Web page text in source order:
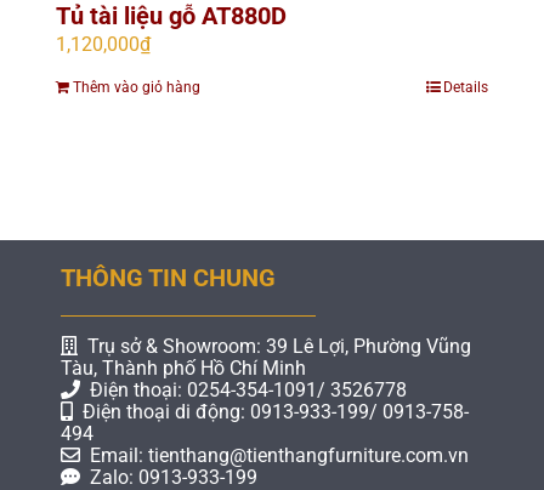
Tủ tài liệu gỗ AT880D
1,120,000₫
Thêm vào giỏ hàng Details
THÔNG TIN CHUNG
Trụ sở & Showroom: 39 Lê Lợi, Phường Vũng
Tàu, Thành phố Hồ Chí Minh
Điện thoại: 0254-354-1091/ 3526778
Điện thoại di động: 0913-933-199/ 0913-758-
494
Email: tienthang@tienthangfurniture.com.vn
Zalo: 0913-933-199